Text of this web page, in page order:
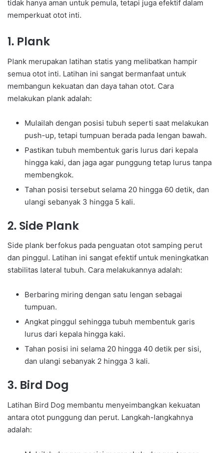
tidak hanya aman untuk pemula, tetapi juga efektif dalam
memperkuat otot inti.
1. Plank
Plank merupakan latihan statis yang melibatkan hampir
semua otot inti. Latihan ini sangat bermanfaat untuk
membangun kekuatan dan daya tahan otot. Cara
melakukan plank adalah:
Mulailah dengan posisi tubuh seperti saat melakukan
push-up, tetapi tumpuan berada pada lengan bawah.
Pastikan tubuh membentuk garis lurus dari kepala
hingga kaki, dan jaga agar punggung tetap lurus tanpa
membengkok.
Tahan posisi tersebut selama 20 hingga 60 detik, dan
ulangi sebanyak 3 hingga 5 kali.
2. Side Plank
Side plank berfokus pada penguatan otot samping perut
dan pinggul. Latihan ini sangat efektif untuk meningkatkan
stabilitas lateral tubuh. Cara melakukannya adalah:
Berbaring miring dengan satu lengan sebagai
tumpuan.
Angkat pinggul sehingga tubuh membentuk garis
lurus dari kepala hingga kaki.
Tahan posisi ini selama 20 hingga 40 detik per sisi,
dan ulangi sebanyak 2 hingga 3 kali.
3. Bird Dog
Latihan Bird Dog membantu menyeimbangkan kekuatan
antara otot punggung dan perut. Langkah-langkahnya
adalah: